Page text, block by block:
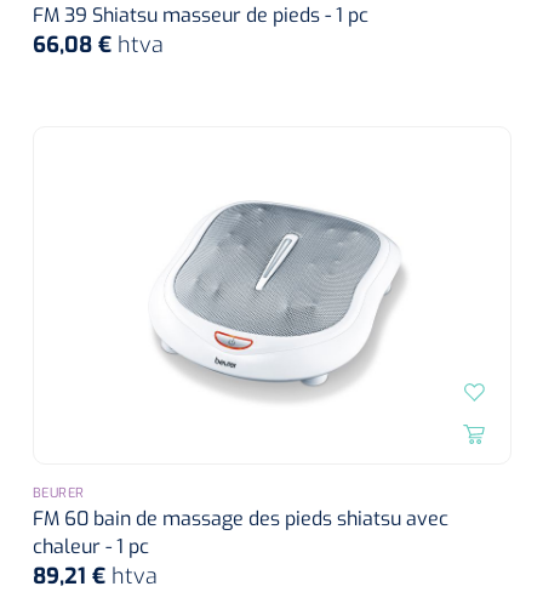
FM 39 Shiatsu masseur de pieds - 1 pc
66,08 € htva
BEURER
FM 60 bain de massage des pieds shiatsu avec
chaleur - 1 pc
89,21 € htva